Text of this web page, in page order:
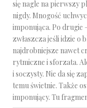
się nagle na pierwszy
nigdy. Mnogość
imponująca. Po drugie
zwłaszcza jeśli idzie o
najdrobniejsze nawet
rytmiczne i sforzata.
i soczysty. Nie da się
temu świetnie. Także
imponujący. Tu